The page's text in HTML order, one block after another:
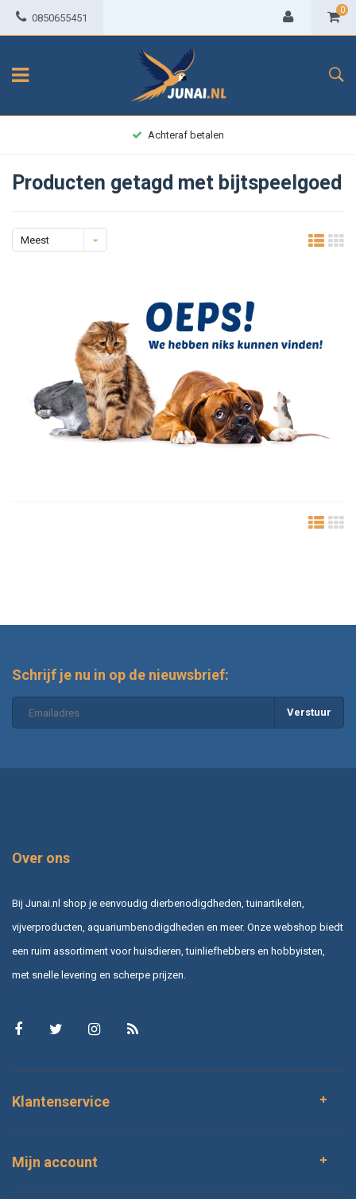
0850655451
0
Achteraf betalen
Producten getagd met bijtspeelgoed
Meest
Schrijf je nu in op de nieuwsbrief:
Verstuur
Over ons
Bij Junai.nl shop je eenvoudig dierbenodigdheden, tuinartikelen,
vijverproducten, aquariumbenodigdheden en meer. Onze webshop biedt
een ruim assortiment voor huisdieren, tuinliefhebbers en hobbyisten,
met snelle levering en scherpe prijzen.
Klantenservice
Mijn account